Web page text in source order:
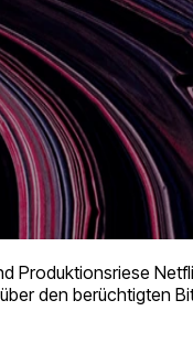
Produktionsriese
den berüchtigten